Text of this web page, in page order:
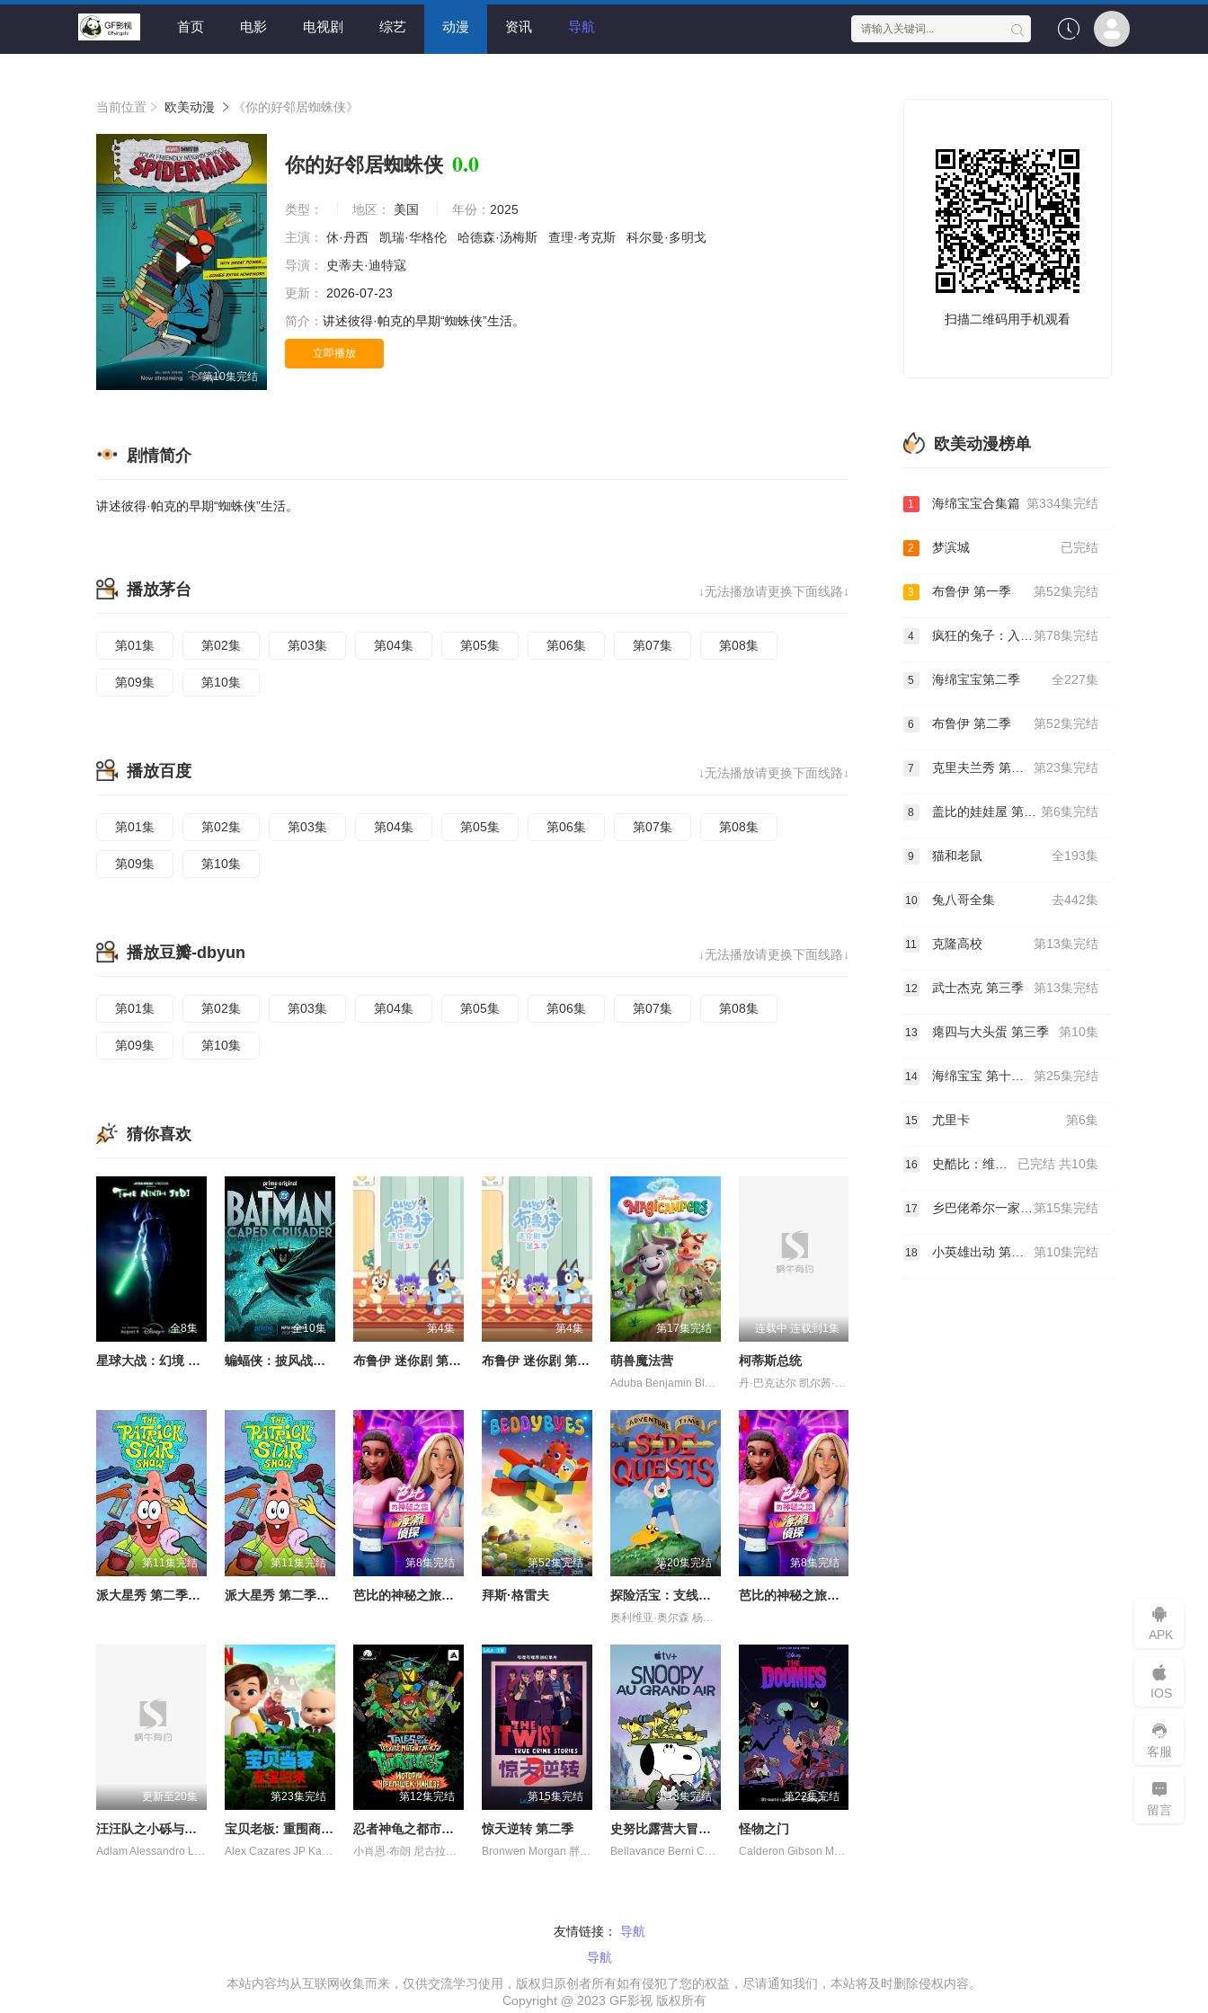
首页 电影 电视剧 综艺 动漫 资讯 导航
当前位置 欧美动漫 《你的好邻居蜘蛛侠》
第10集完结
你的好邻居蜘蛛侠 0.0
类型： 地区： 美国 年份： 2025
主演：
休·丹西 凯瑞·华格伦 哈德森·汤梅斯 查理·考克斯
科尔曼·多明戈
导演：
史蒂夫·迪特寇
更新：
2026-07-23
简介： 讲述彼得·帕克的早期“蜘蛛侠”生活。
立即播放
剧情简介
讲述彼得·帕克的早期“蜘蛛侠”生活。
↓无法播放请更换下面线路↓
播放茅台
第01集 第02集 第03集 第04集 第05集 第06集 第07集 第08集
第09集 第10集
↓无法播放请更换下面线路↓
播放百度
第01集 第02集 第03集 第04集 第05集 第06集 第07集 第08集
第09集 第10集
↓无法播放请更换下面线路↓
播放豆瓣-dbyun
第01集 第02集 第03集 第04集 第05集 第06集 第07集 第08集
第09集 第10集
猜你喜欢
全8集
星球大战：幻境 — 第九个绝地武士
全10集
蝙蝠侠：披风战士 第二季
第4集
布鲁伊 迷你剧 第二季（英文版）
第4集
布鲁伊 迷你剧 第二季（国语版）
第17集完结
萌兽魔法营
Aduba Benjamin Blomberg Mackey Mason Uzo
连载中 连载到1集
柯蒂斯总统
丹·巴克达尔 凯尔茜·斯科特 凯斯·大卫 吉姆·拉什 斯蒂芬妮·比翠丝
第11集完结
派大星秀 第二季（英文版）
第11集完结
派大星秀 第二季（国语版）
第8集完结
芭比的神秘之旅：海滩探案集国语
第52集完结
拜斯·格雷夫
第20集完结
探险活宝：支线任务
第8集完结
芭比的神秘之旅：海滩探案集英文版
更新至20集
汪汪队之小砾与工程家族第三季国语
Adlam Alessandro Leslie Pugiotto 拉克斯顿·汉斯贝克
第23集完结
宝贝老板: 重围商界 第二季 （国语版）
Alex Cazares JP Karliak 凯文·迈克尔·理查德森 皮尔斯·加格农
第12集完结
忍者神龟之都市传奇
小肖恩·布朗 尼古拉斯·坎图 布雷迪·诺恩 迈克·艾贝 阿尤·艾德维利
第15集完结
惊天逆转 第二季
Bronwen Morgan 胖雪人
第13集完结
史努比露营大冒险 第一季
Bellavance Berni Caleb Cash Cea David Lewis Lexi Malia Martin Molly Perri 伊莎贝拉·利奥 吕西安·邓肯-里德 塞恩·库伦 怀亚特·怀特 朱莉·勒米厄 海蒂·克拉格滕 特里·迈古林 罗伯特·丁克勒 艾蒂安·凯利奇
第22集完结
怪物之门
Calderon Gibson Madison Noel 乔恩·贝利 泽赫拉·法扎勒 马克斯·迈特尔曼
扫描二维码用手机观看
欧美动漫榜单
1 海绵宝宝合集篇 第334集完结
2 梦滨城 已完结
3 布鲁伊 第一季 第52集完结
4 疯狂的兔子：入侵 第一季 第78集完结
5 海绵宝宝第二季 全227集
6 布鲁伊 第二季 第52集完结
7 克里夫兰秀 第四季 第23集完结
8 盖比的娃娃屋 第六季 第6集完结
9 猫和老鼠 全193集
10 兔八哥全集 去442集
11 克隆高校 第13集完结
12 武士杰克 第三季 第13集完结
13 瘪四与大头蛋 第三季 第10集
14 海绵宝宝 第十三季 第25集完结
15 尤里卡 第6集
16 史酷比：维尔玛的大冒险 已完结 共10集
17 乡巴佬希尔一家的幸福生活 第九季 第15集完结
18 小英雄出动 第一季 第10集完结
友情链接：
导航
导航
本站内容均从互联网收集而来，仅供交流学习使用，版权归原创者所有如有侵犯了您的权益，尽请通知我们，本站将及时删除侵权内容。
Copyright @ 2023 GF影视 版权所有
APK
IOS
客服
留言